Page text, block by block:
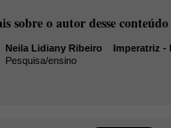
sobre o autor desse conteúdo
Neila Lidiany Ribeiro Imperatriz -
Pesquisa/ensino